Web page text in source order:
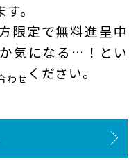
。
限定で無料進呈中
気になる…！とい
わせ ください。